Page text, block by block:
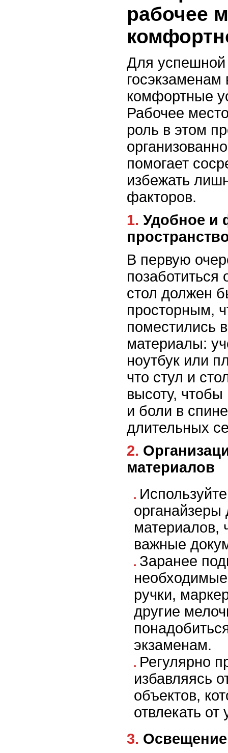
рабочее
Для успешной
госэкзаменам
комфортные
Рабочее
роль в этом
помогает
избежать
факторов.
1. Удобное и функциональное
В первую
стол должен
просторным,
поместились
материалы:
ноутбук или
что стул и
высоту, чтобы
и боли в
длительных
2. Организация рабочих
материалов
материалов,
важные
Заранее
ручки,
другие
экзаменам.
Регулярно
избавляясь
объектов,
отвлекать от
3.